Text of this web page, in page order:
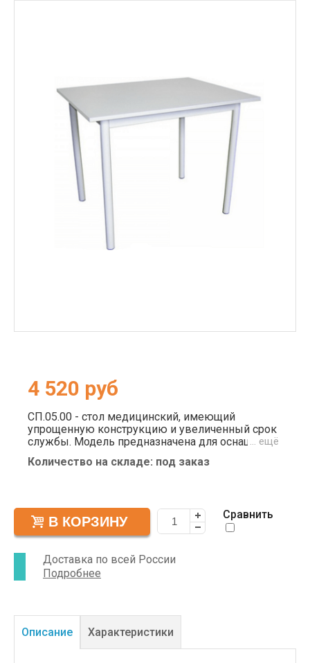
4 520 руб
СП.05.00 - стол медицинский, имеющий
упрощенную конструкцию и увеличенный срок
службы. Модель предназначена для оснащения
больниц, санаториев, лечебно-
восстановительных учреждений с
Стол СП.05.00 имеет стандартный белый цвет
(сочетается с разными стилями интерьеров). А
также повышенную прочность, за счет
использования металлического каркаса.
Разборная конструкция снижает стоимость
доставки, экономит место во время хранения
… ещё
Количество на складе: под заказ
Сравнить
Доставка по всей России
Подробнее
Описание Характеристики